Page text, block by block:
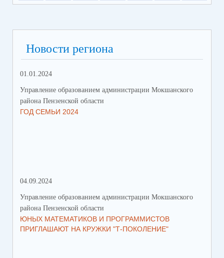
Новости региона
01.01.2024
Управление образованием администрации Мокшанского
района Пензенской области
ГОД СЕМЬИ 2024
04.09.2024
Управление образованием администрации Мокшанского
района Пензенской области
ЮНЫХ МАТЕМАТИКОВ И ПРОГРАММИСТОВ
ПРИГЛАШАЮТ НА КРУЖКИ "Т-ПОКОЛЕНИЕ"